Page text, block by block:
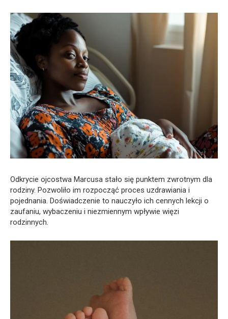
Odkrycie ojcostwa Marcusa stało się punktem zwrotnym dla
rodziny. Pozwoliło im rozpocząć proces uzdrawiania i
pojednania. Doświadczenie to nauczyło ich cennych lekcji o
zaufaniu, wybaczeniu i niezmiennym wpływie więzi
rodzinnych.